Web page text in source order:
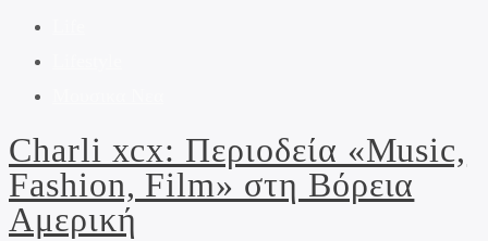
Charli xcx: Περιοδεία «Music,
Fashion, Film» στη Βόρεια
Αμερική